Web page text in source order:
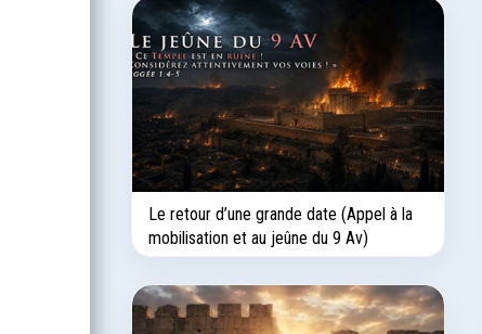
Le retour d’une grande date (Appel à la
mobilisation et au jeûne du 9 Av)